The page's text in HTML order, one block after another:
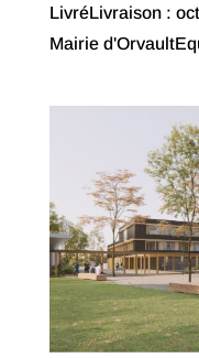
LivréLivraison :
Mairie